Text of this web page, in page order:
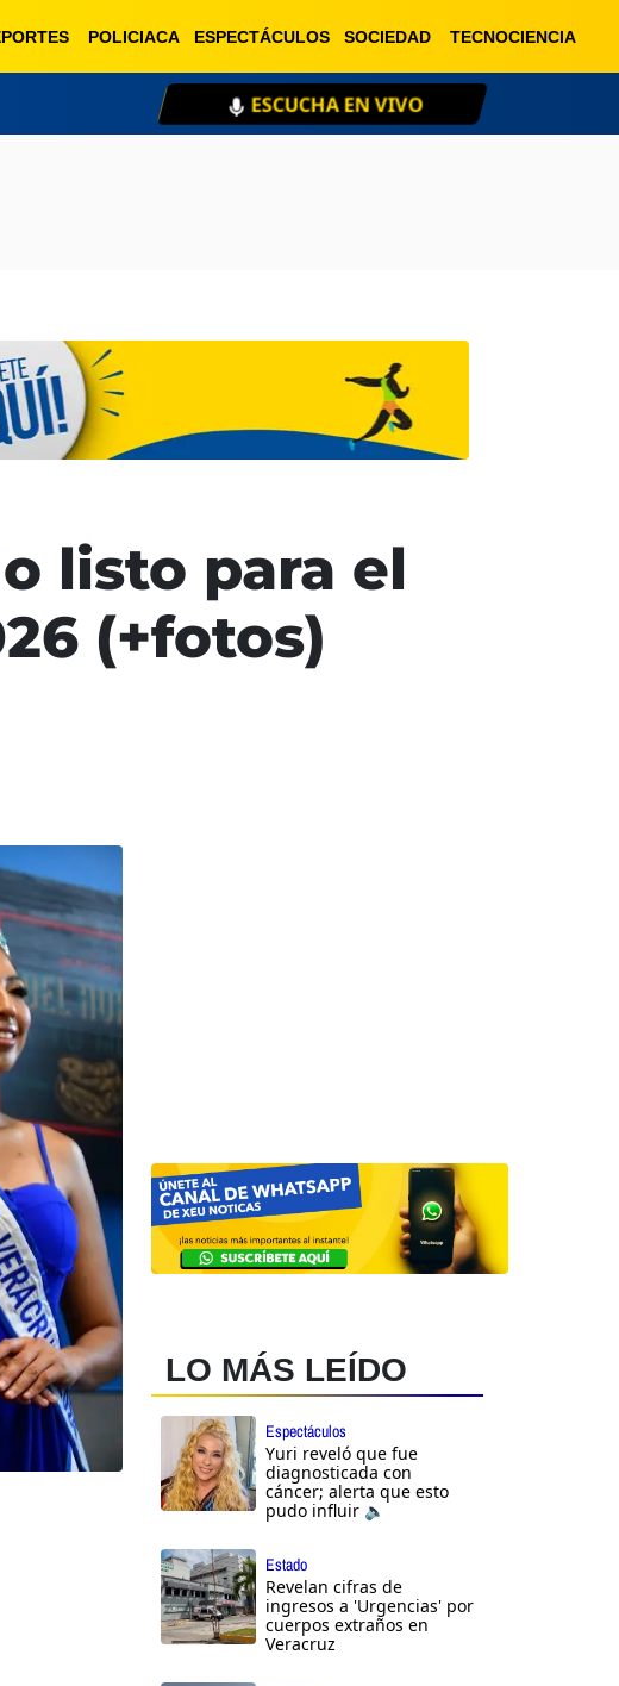
POLICIACA ESPECTÁCULOS SOCIEDAD TECNOCIENCIA
ESCUCHA EN VIVO
listo para el
(+fotos)
LO MÁS LEÍDO
Espectáculos
Yuri reveló que fue
diagnosticada con
cáncer; alerta que esto
pudo influir 🔈
Estado
Revelan cifras de
ingresos a 'Urgencias' por
cuerpos extraños en
Veracruz